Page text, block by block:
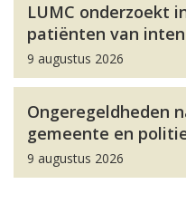
LUMC onderzoekt
patiënten van
9 augustus 2026
Ongeregeldheden
gemeente en
9 augustus 2026